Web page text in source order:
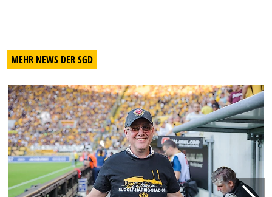
MEHR NEWS DER SGD